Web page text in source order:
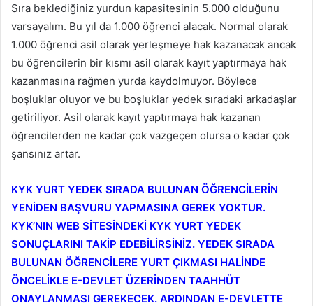
Sıra beklediğiniz yurdun kapasitesinin 5.000 olduğunu
varsayalım. Bu yıl da 1.000 öğrenci alacak. Normal olarak
1.000 öğrenci asil olarak yerleşmeye hak kazanacak ancak
bu öğrencilerin bir kısmı asil olarak kayıt yaptırmaya hak
kazanmasına rağmen yurda kaydolmuyor. Böylece
boşluklar oluyor ve bu boşluklar yedek sıradaki arkadaşlar
getiriliyor. Asil olarak kayıt yaptırmaya hak kazanan
öğrencilerden ne kadar çok vazgeçen olursa o kadar çok
şansınız artar.
KYK YURT YEDEK SIRADA BULUNAN ÖĞRENCİLERİN
YENİDEN BAŞVURU YAPMASINA GEREK YOKTUR.
KYK’NIN WEB SİTESİNDEKİ KYK YURT YEDEK
SONUÇLARINI TAKİP EDEBİLİRSİNİZ. YEDEK SIRADA
BULUNAN ÖĞRENCİLERE YURT ÇIKMASI HALİNDE
ÖNCELİKLE E-DEVLET ÜZERİNDEN TAAHHÜT
ONAYLANMASI GEREKECEK. ARDINDAN E-DEVLETTE